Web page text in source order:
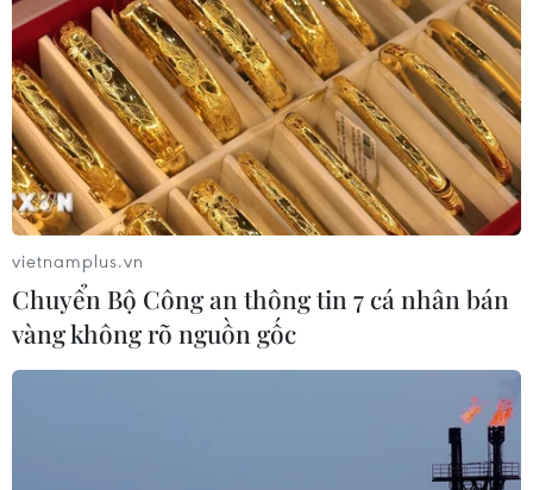
Mở rộng không gian cống hiến cho
cộng đồng người Việt Nam ở nước
ngoài
08/08/2026 11:00
ASC 2026: Tiếp lửa đam mê khoa học
cho thế hệ trẻ Việt Nam
04/08/2026 14:08
Nghị quyết của Bộ Chính trị về công
vietnamplus.vn
Chuyển Bộ Công an thông tin 7 cá nhân bán
vàng không rõ nguồn gốc